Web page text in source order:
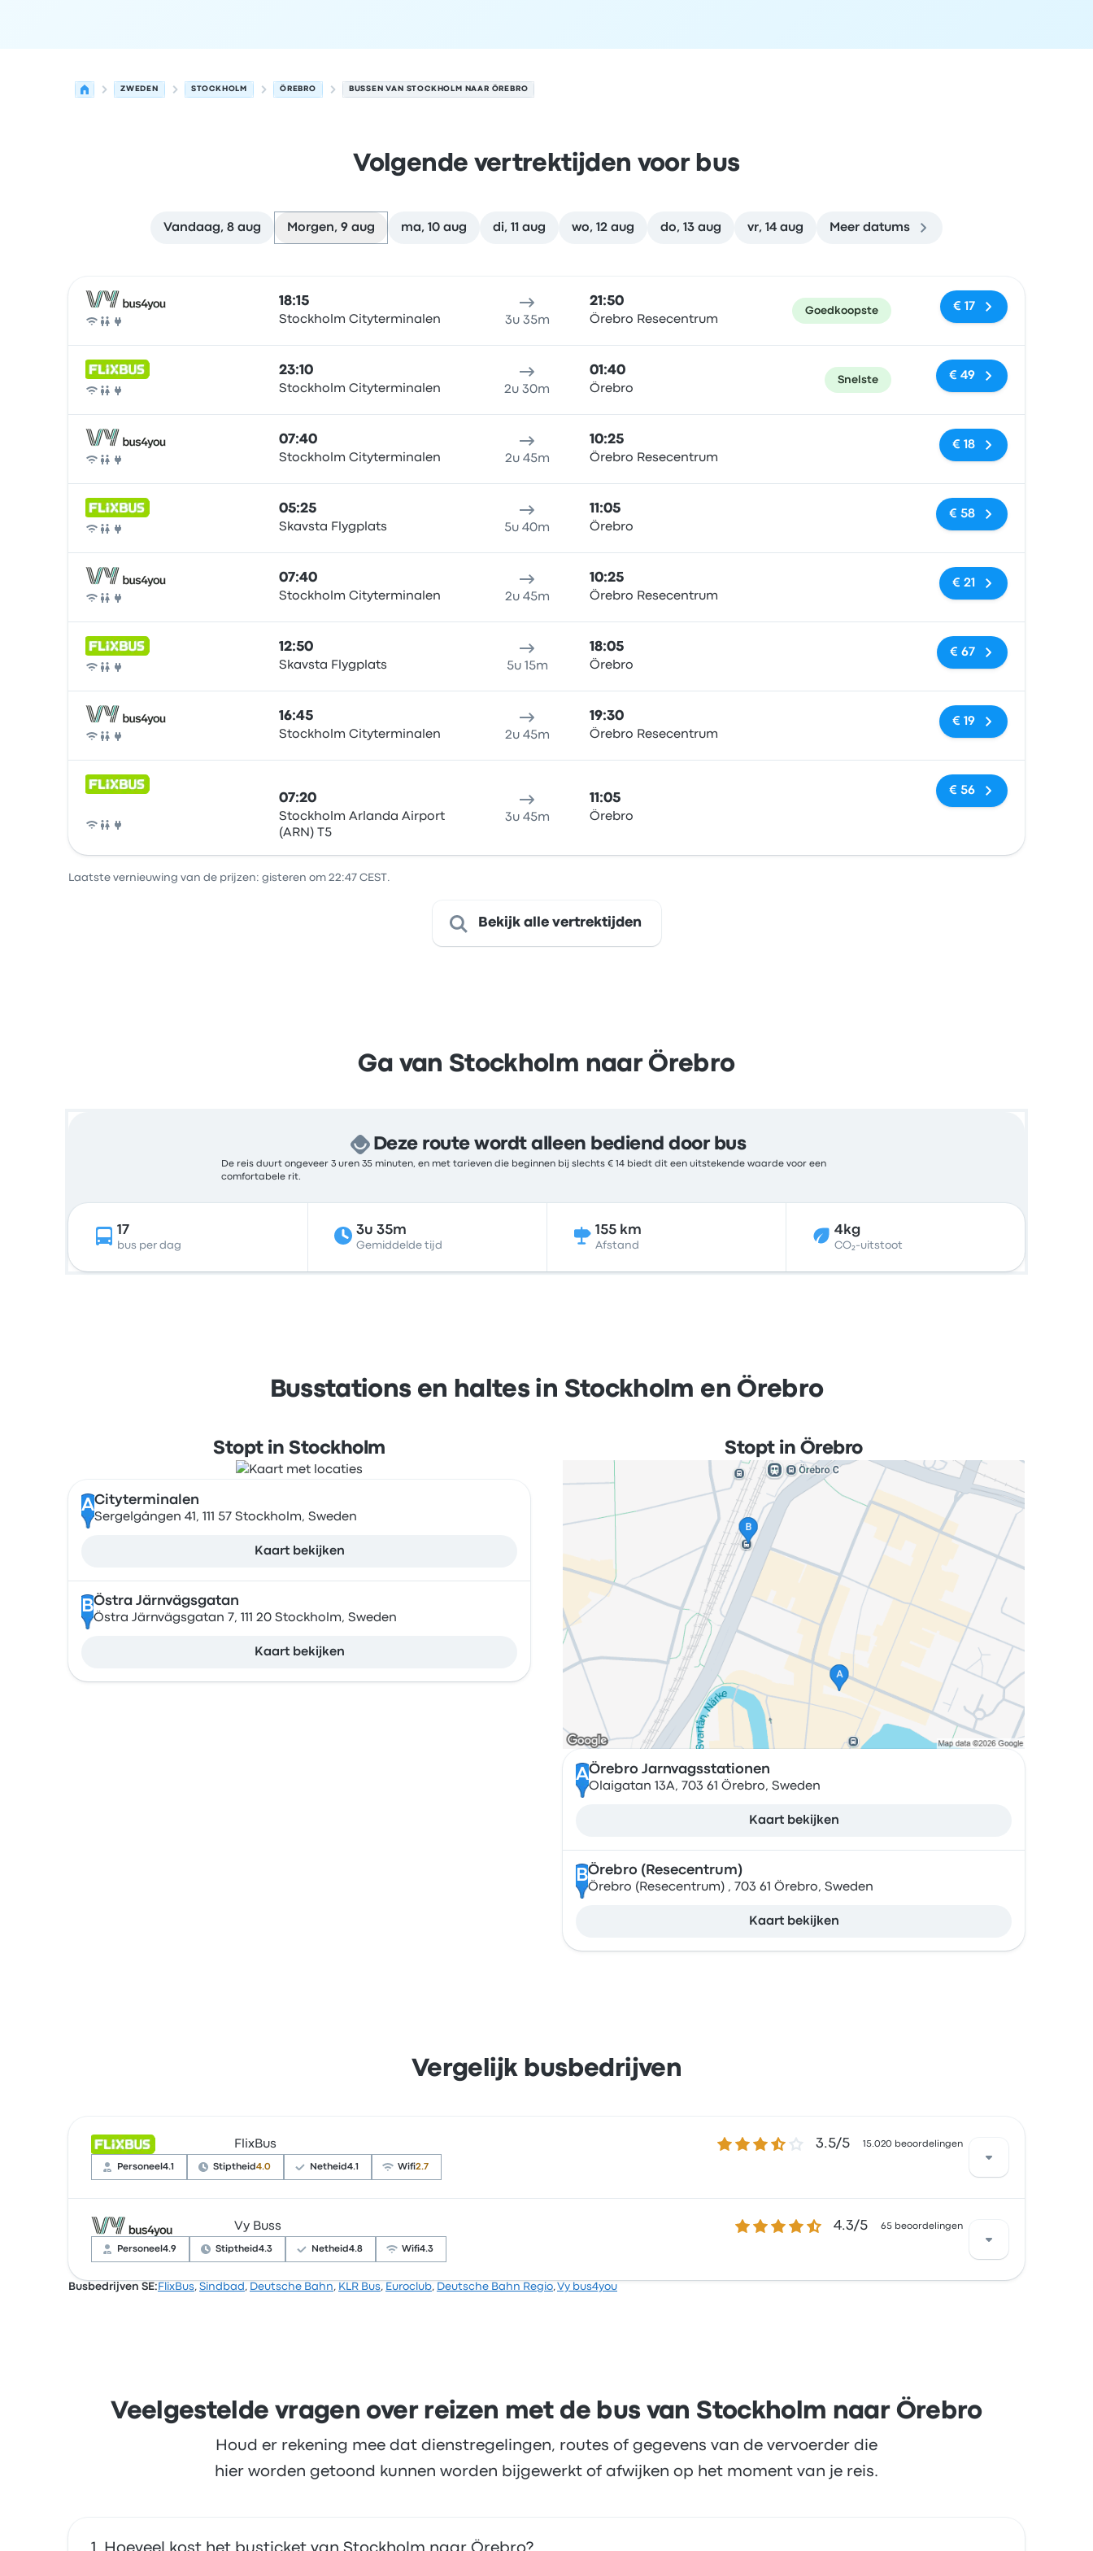
ZWEDEN STOCKHOLM ÖREBRO BUSSEN VAN STOCKHOLM NAAR ÖREBRO
Volgende vertrektijden voor bus
Vandaag, 8 aug Morgen, 9 aug ma, 10 aug di, 11 aug wo, 12 aug do, 13 aug vr, 14 aug Meer datums
Bus
18:15
Stockholm Cityterminalen 3u 35m
21:50
Örebro Resecentrum
Goedkoopste € 17
Bus
23:10
Stockholm Cityterminalen 2u 30m
01:40
Örebro
Snelste € 49
Bus
07:40
Stockholm Cityterminalen 2u 45m
10:25
Örebro Resecentrum
Geen tags
€ 18
Bus
05:25
Skavsta Flygplats 5u 40m
11:05
Örebro
Geen tags
€ 58
Bus
07:40
Stockholm Cityterminalen 2u 45m
10:25
Örebro Resecentrum
Geen tags
€ 21
Bus
12:50
Skavsta Flygplats 5u 15m
18:05
Örebro
Geen tags
€ 67
Bus
16:45
Stockholm Cityterminalen 2u 45m
19:30
Örebro Resecentrum
Geen tags
€ 19
Bus
07:20
Stockholm Arlanda Airport
(ARN) T5
3u 45m
11:05
Örebro
Geen tags
€ 56
Laatste vernieuwing van de prijzen: gisteren om 22:47 CEST.
Bekijk alle vertrektijden
Ga van Stockholm naar Örebro
Deze route wordt alleen bediend door bus
De reis duurt ongeveer 3 uren 35 minuten, en met tarieven die beginnen bij slechts € 14 biedt dit een uitstekende waarde voor een
comfortabele rit.
17
bus per dag
3u 35m
Gemiddelde tijd
155 km
Afstand
4kg
CO₂-uitstoot
Busstations en haltes in Stockholm en Örebro
Stopt in Stockholm
ACityterminalen
Sergelgången 41, 111 57 Stockholm, Sweden
Kaart bekijken
BÖstra Järnvägsgatan
Östra Järnvägsgatan 7, 111 20 Stockholm, Sweden
Kaart bekijken
Stopt in Örebro
AÖrebro Jarnvagsstationen
Olaigatan 13A, 703 61 Örebro, Sweden
Kaart bekijken
BÖrebro (Resecentrum)
Örebro (Resecentrum) , 703 61 Örebro, Sweden
Kaart bekijken
Vergelijk busbedrijven
FlixBus 3.5 van de 5 sterren3.5/5 15.020 beoordelingen
Personeel 4.1 Stiptheid 4.0 Netheid 4.1 Wifi2.7
Op basis van 15020 beoordelingen heeft het bedrijf 3.5 sterren gekregen op Busbud. Reizigers waren vooral tevreden over het verkrijgen van het
ticket en de temperatuur, maar klaagden vaak over de wifi. FlixBus-ticketprijzen voor deze reis beginnen bij € 14
Vy Buss 4.3 van de 5 sterren4.3/5 65 beoordelingen
Personeel 4.9 Stiptheid 4.3 Netheid 4.8 Wifi4.3
Busbedrijven SE: FlixBus, Sindbad , Deutsche Bahn, KLR Bus, Euroclub, Deutsche Bahn Regio,Vy bus4you
Veelgestelde vragen over reizen met de bus van Stockholm naar Örebro
Houd er rekening mee dat dienstregelingen, routes of gegevens van de vervoerder die
hier worden getoond kunnen worden bijgewerkt of afwijken op het moment van je reis.
Hoeveel kost het busticket van Stockholm naar Örebro?